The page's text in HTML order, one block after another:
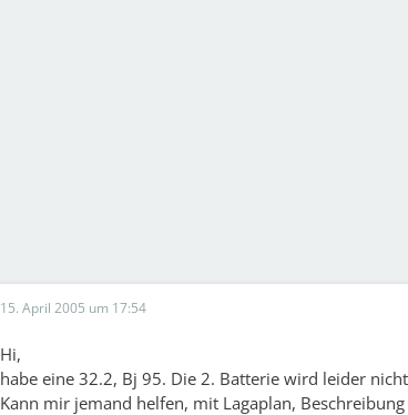
15. April 2005 um 17:54
Hi,
habe eine 32.2, Bj 95. Die 2. Batterie wird leider
Kann mir jemand helfen, mit Lagaplan,